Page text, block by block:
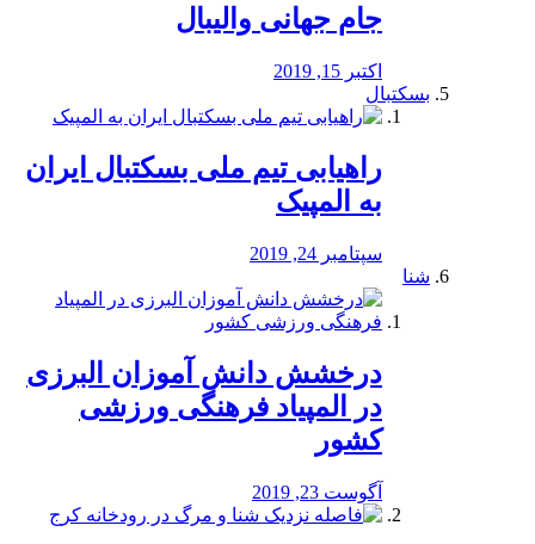
جام جهانی والیبال
اکتبر 15, 2019
بسکتبال
راهیابی تیم ملی بسکتبال ایران
به المپیک
سپتامبر 24, 2019
شنا
درخشش دانش آموزان البرزی
در المپیاد فرهنگی ورزشی
کشور
آگوست 23, 2019